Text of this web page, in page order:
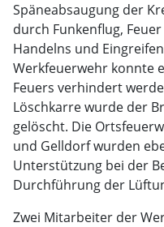
Späneabsaugung der
durch Funkenflug,
Handelns und
Werkfeuerwehr konnte
Feuers verhindert
Löschkarre wurde der
gelöscht. Die
und Gelldorf wurden
Unterstützung bei der
Durchführung der
Zwei Mitarbeiter der